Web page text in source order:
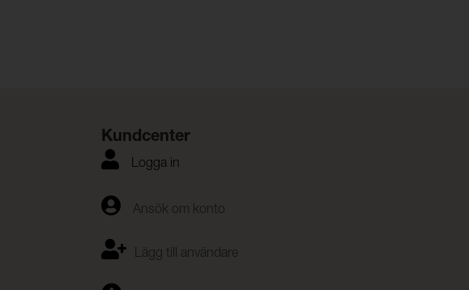
Kundcenter
Logga in
Ansök om konto
Lägg till användare